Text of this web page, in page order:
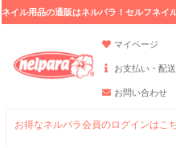
ネイル用品の通販はネルパラ！セルフネイ
マイページ
お支払い・配送
お問い合わせ
お得なネルパラ会員のログインはこ